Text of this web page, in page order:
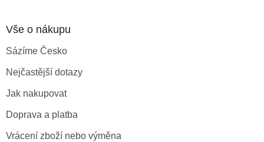
Vše o nákupu
Sázíme Česko
Nejčastější dotazy
Jak nakupovat
Doprava a platba
Vrácení zboží nebo výměna